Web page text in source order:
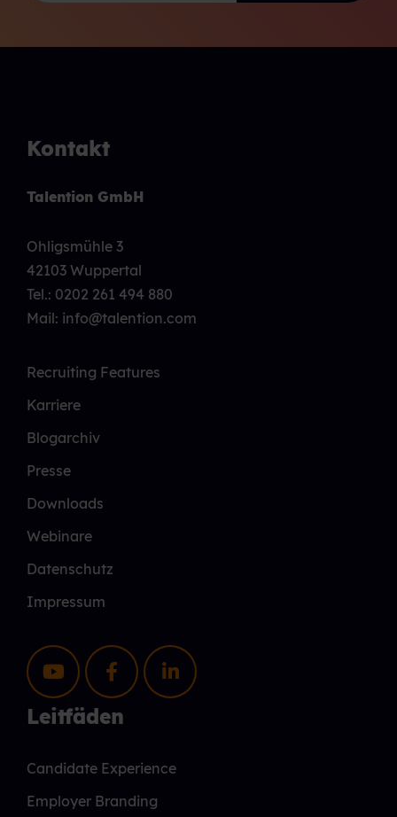
Kontakt
Talention GmbH
Ohligsmühle 3
42103 Wuppertal
Tel.: 0202 261 494 880
Mail: info@talention.com
Recruiting Features
Karriere
Blogarchiv
Presse
Downloads
Webinare
Datenschutz
Impressum
Leitfäden
Candidate Experience
Employer Branding